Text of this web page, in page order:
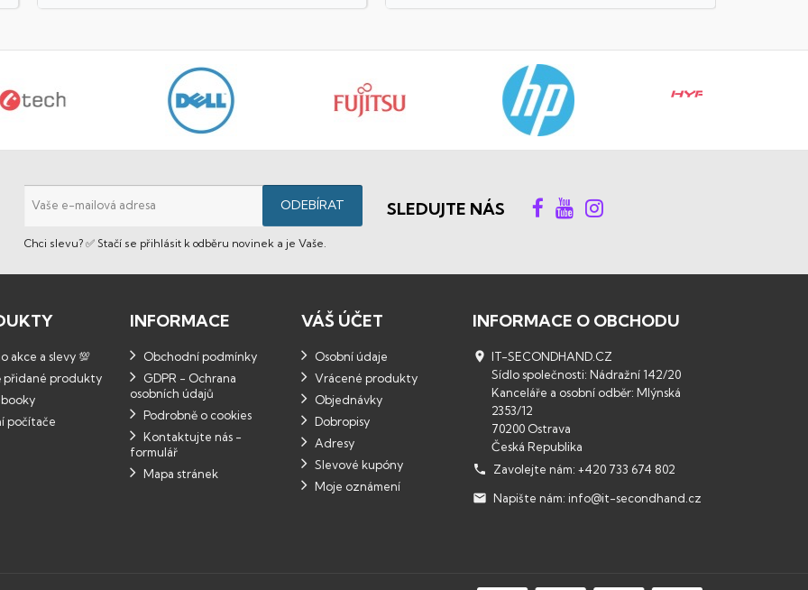
Chci slevu? ✅ Stačí se přihlásit k odběru novinek a je Vaše.
SLEDUJTE NÁS
akce a slevy 💯
přidané produkty
počítače
INFORMACE
Obchodní podmínky
GDPR - Ochrana
osobních údajů
Podrobně o cookies
Kontaktujte nás -
formulář
Mapa stránek
VÁŠ ÚČET
Osobní údaje
Vrácené produkty
Objednávky
Dobropisy
Adresy
Slevové kupóny
Moje oznámení
INFORMACE O OBCHODU
 IT-SECONDHAND.CZ
Sídlo společnosti: Nádražní 142/20
Kanceláře a osobní odběr: Mlýnská
2353/12
70200 Ostrava
Česká Republika

Zavolejte nám: +420 733 674 802
 Napište nám: info@it-secondhand.cz